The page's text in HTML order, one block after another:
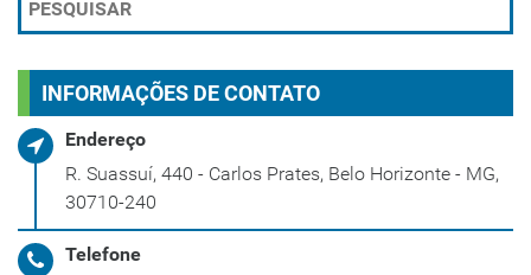
INFORMAÇÕES DE CONTATO
Endereço
R. Suassuí, 440 - Carlos Prates, Belo Horizonte - MG,
30710-240
Telefone